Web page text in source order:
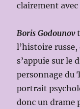
clairement
Boris Godounov
l’histoire russe,
s’appuie sur le
personnage du
portrait
donc un drame